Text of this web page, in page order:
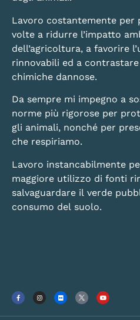
Lavoro costantemente per
volte a ridurre l’impatto
dell’agricoltura, a favorire
rinnovabili ed a contrastare
chimiche dannose.
Da sempre mi impegno a
norme più rigorose per
gli animali, nonché per
che respiriamo.
Lavoro instancabilmente
maggiore utilizzo di fonti
salvaguardare il verde
consumo del suolo.